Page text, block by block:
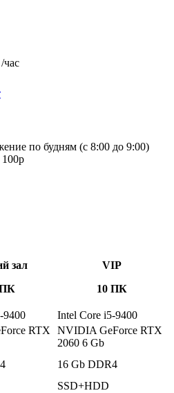
/час
по будням (с 8:00 до 9:00)
100р
зал
ПК
VIP
10 ПК
9400
Intel Core i5-9400
RTX
NVIDIA GeForce RTX
2060 6 Gb
16 Gb DDR4
SSD+HDD